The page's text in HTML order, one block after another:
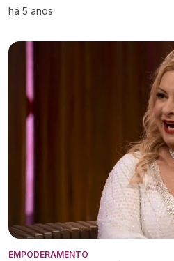
há 5 anos
EMPODERAMENTO